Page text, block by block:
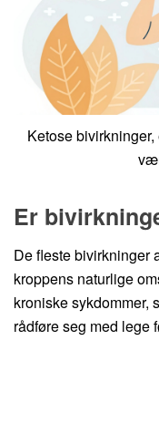
Ketose
Er
De fleste bivirkninger
kroppens naturlige
kroniske sykdommer,
rådføre seg med lege